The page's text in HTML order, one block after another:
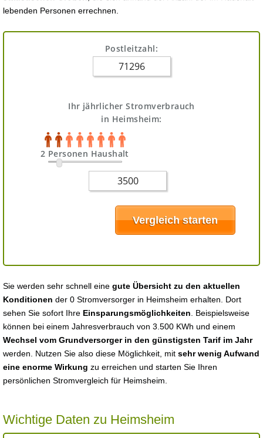
lebenden Personen errechnen.
Postleitzahl:
Ihr jährlicher Stromverbrauch
in Heimsheim:
2 Personen Haushalt
Sie werden sehr schnell eine gute Übersicht zu den aktuellen
Konditionen der 0 Stromversorger in Heimsheim erhalten. Dort
sehen Sie sofort Ihre Einsparungsmöglichkeiten . Beispielsweise
können bei einem Jahresverbrauch von 3.500 KWh und einem
Wechsel vom Grundversorger in den günstigsten Tarif im Jahr
werden. Nutzen Sie also diese Möglichkeit, mit sehr wenig Aufwand
eine enorme Wirkung zu erreichen und starten Sie Ihren
persönlichen Stromvergleich für Heimsheim.
Wichtige Daten zu Heimsheim